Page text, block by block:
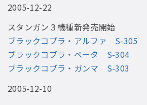
2005-12-22
スタンガン３機種新発売開始
ブラックコブラ・アルファ S-305
ブラックコブラ・ベータ S-304
ブラックコブラ・ガンマ S-303
2005-12-10